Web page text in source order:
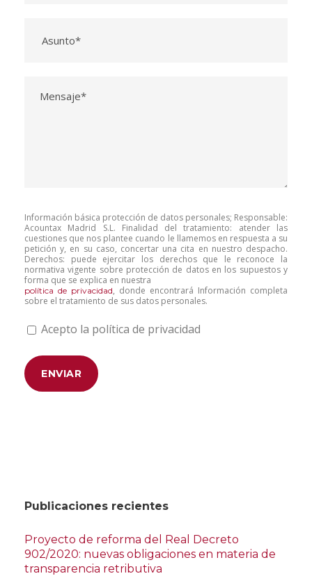
Información básica protección de datos personales; Responsable:
Acountax Madrid S.L. Finalidad del tratamiento: atender las
cuestiones que nos plantee cuando le llamemos en respuesta a su
petición y, en su caso, concertar una cita en nuestro despacho.
Derechos: puede ejercitar los derechos que le reconoce la
normativa vigente sobre protección de datos en los supuestos y
forma que se explica en nuestra
política de privacidad, donde encontrará Información completa
sobre el tratamiento de sus datos personales.
Acepto la política de privacidad
Publicaciones recientes
Proyecto de reforma del Real Decreto
902/2020: nuevas obligaciones en materia de
transparencia retributiva